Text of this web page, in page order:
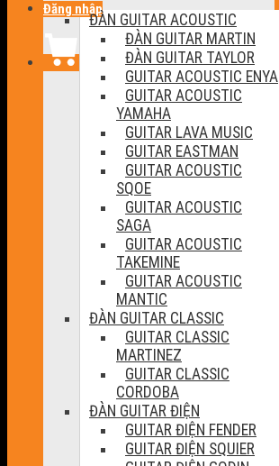
Đăng nhập
ĐÀN GUITAR ACOUSTIC
ĐÀN GUITAR MARTIN
ĐÀN GUITAR TAYLOR
GUITAR ACOUSTIC ENYA
GUITAR ACOUSTIC
YAMAHA
GUITAR LAVA MUSIC
GUITAR EASTMAN
GUITAR ACOUSTIC
SQOE
GUITAR ACOUSTIC
SAGA
GUITAR ACOUSTIC
TAKEMINE
GUITAR ACOUSTIC
MANTIC
ĐÀN GUITAR CLASSIC
GUITAR CLASSIC
MARTINEZ
GUITAR CLASSIC
CORDOBA
ĐÀN GUITAR ĐIỆN
GUITAR ĐIỆN FENDER
GUITAR ĐIỆN SQUIER